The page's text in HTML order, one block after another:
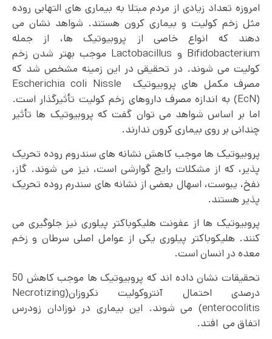
امروزه تعداد زیادی از مردم مبتلا به بیماری های التهابی روده
مثل زخم کولیت و بیماری کرون هستند. شواهد نشان می
دهند که انواع خاصی از پروبیوتیک ها، از جمله
Bifidobacterium و Lactobacillus موجب بهتر شدن زخم
کولیت می شوند. در تحقیقی در این زمینه مشخص شد که
مصرف مکمل های پروبیوتیک Escherichia coli Nissle
(EcN) به اندازه مصرف داروهای زخم کولیت تأثیرگذار است.
اما بر اساس شواهد می توان گفت که پروبیوتیک ها تأثیر
چندانی بر روی بیماری کرون ندارند.
پروبیوتیک ها موجب کاهش نشانه های سندروم روده تحریک
پذیر، که از مشکلات رایج گوارشی است، نیز می شوند. گاز،
نفخ، یبوست، اسهال بعضی از نشانه های سندرم روده تحریک
پذیر هستند.
پروبیوتیک ها از عفونت هلیکوباکتر پیلوری نیز جلوگیری می
کنند. هلیکوباکتر پیلوری یکی از عوامل اصلی سرطان و زخم
معده در انسان است.
تحقیقات نشان داده اند که پروبیوتیک ها موجب کاهش 50
درصدی احتمال آنتروکولیت نکروزان(Necrotizing
enterocolitis) می شوند. این بیماری در نوزادان زودرس
اتفاق می افتد.